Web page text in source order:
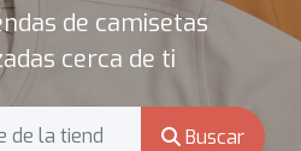
de camisetas
cerca de ti
Buscar